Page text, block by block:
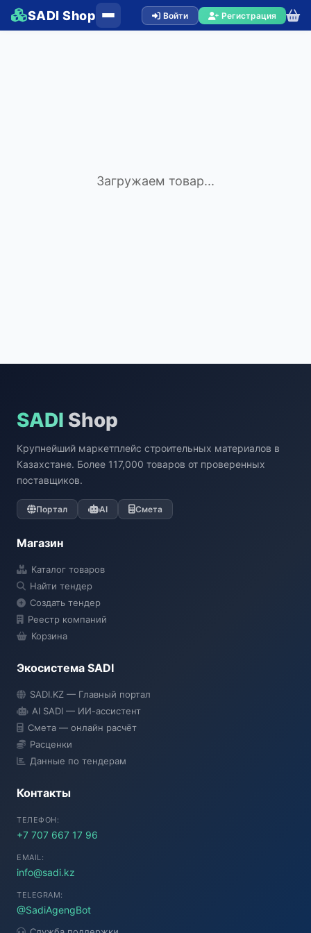
SADI Shop Войти Регистрация
Загружаем товар...
SADI Shop
Крупнейший маркетплейс строительных материалов в
Казахстане. Более 117,000 товаров от проверенных
поставщиков.
Портал AI Смета
Магазин
Каталог товаров
Найти тендер
Создать тендер
Реестр компаний
Корзина
Экосистема SADI
SADI.KZ — Главный портал
AI SADI — ИИ-ассистент
Смета — онлайн расчёт
Расценки
Данные по тендерам
Контакты
ТЕЛЕФОН:
+7 707 667 17 96
EMAIL:
info@sadi.kz
TELEGRAM:
@SadiAgengBot
● Подключение...